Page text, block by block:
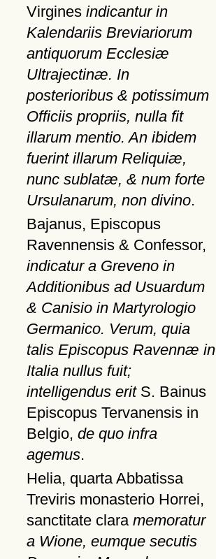
Virgines indicantur in
Kalendariis Breviariorum
antiquorum Ecclesiæ
Ultrajectinæ. In
posterioribus & potissimum
Officiis propriis, nulla fit
illarum mentio. An ibidem
fuerint illarum Reliquiæ,
nunc sublatæ, & num forte
Ursulanarum, non divino.
Bajanus, Episcopus
Ravennensis & Confessor,
indicatur a Greveno in
Additionibus ad Usuardum
& Canisio in Martyrologio
Germanico. Verum, quia
talis Episcopus Ravennæ in
Italia nullus fuit;
intelligendus eritS. Bainus
Episcopus Tervanensis in
Belgio, de quo infra
agemus.
Helia, quarta Abbatissa
Treviris monasterio Horrei,
sanctitate clara memoratur
a Wione, eumque secutis